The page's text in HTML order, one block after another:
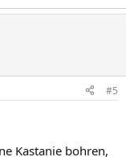
#5
Kastanie bohren,